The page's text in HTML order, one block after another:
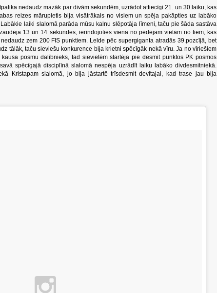
nedaudz mazāk par divām sekundēm, uzrādot attiecīgi 21. un 30.laiku, kas
reizes mārupietis bija visātrākais no visiem un spēja pakāpties uz labāko
laiki slalomā parāda mūsu kalnu slēpotāja līmeni, taču pie šāda sastāva
13 un 14 sekundes, ierindojoties vienā no pēdējām vietām no tiem, kas
zem 200 FIS punktiem. Lelde pēc supergiganta atradās 39.pozcījā, bet
tālāk, taču sieviešu konkurence bija krietni spēcīgāk nekā vīru. Ja no vīriešiem
posmu dalībnieks, tad sievietēm startēja pie desmit punktos PK posmos
spēcīgajā disciplīnā slalomā nespēja uzrādīt laiku labāko divdesmitniekā.
Kristapam slalomā, jo bija jāstartē trīsdesmit devītajai, kad trase jau bija